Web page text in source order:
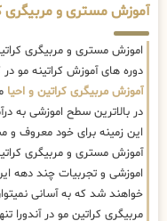
آموزش مستری و مربیگری
اموزش مستری و مربیگری
دوره های آموزش کراتینه مو
آموزش مربیگری کراتین و احیا
در بالاترین سطح اموزشی به
این زمینه برای خود معروف و
آموزش مستری و مربیگری
اموزشی و تجربیات چند دهه
خواهند شد که به آسانی
مربیگری کراتین مو در آندورا